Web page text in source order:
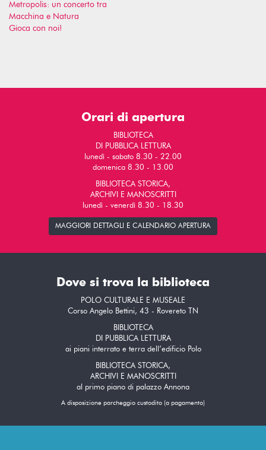
Metropolis: un concerto tra
Macchina e Natura
Gioca con noi!
Orari di apertura
BIBLIOTECA
DI PUBBLICA LETTURA
lunedì - sabato 8.30 - 22.00
domenica 8.30 - 13.00
BIBLIOTECA STORICA,
ARCHIVI E MANOSCRITTI
lunedì - venerdì 8.30 - 18.30
MAGGIORI DETTAGLI E CALENDARIO APERTURA
Dove si trova la biblioteca
POLO CULTURALE E MUSEALE
Corso Angelo Bettini, 43 - Rovereto TN
BIBLIOTECA
DI PUBBLICA LETTURA
ai piani interrato e terra dell’edificio Polo
BIBLIOTECA STORICA,
ARCHIVI E MANOSCRITTI
al primo piano di palazzo Annona
A disposizione parcheggio custodito (a pagamento)